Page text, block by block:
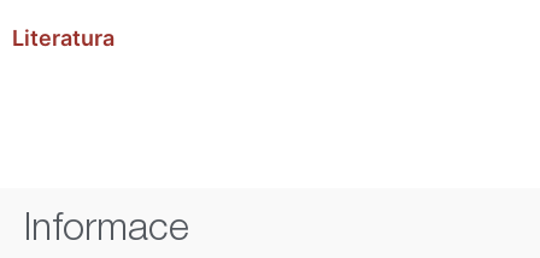
Literatura
Informace